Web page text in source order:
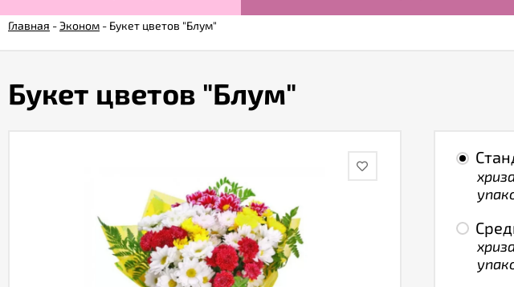
Главная -Эконом - Букет цветов "Блум"
Букет цветов "Блум"